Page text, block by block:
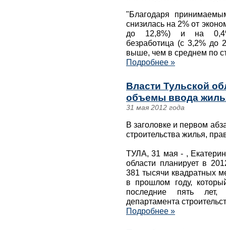
"Благодаря
снизилась на 2% от
до 12,8%) и на 0,4%
безработица (с 3,2% до
выше, чем в среднем по
Подробнее »
Власти Тульской
объемы ввода
31 мая 2012 года
В заголовке и первом
строительства жилья,
ТУЛА, 31 мая - ,
области планирует в
381 тысячи квадратных
в прошлом году,
последние пять
департамента
Подробнее »